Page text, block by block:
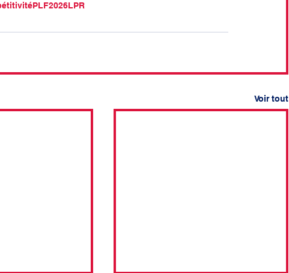
PLF2026LPR
Voir tout